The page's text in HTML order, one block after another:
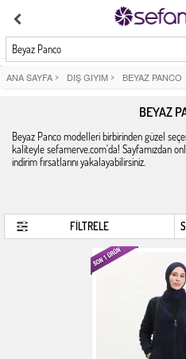
Beyaz Panco
ANA SAYFA > DIŞ GIYIM > BEYAZ PANCO
BEYAZ
Beyaz Panco modelleri birbirinden güzel
kaliteyle sefamerve.com'da! Sayfamızdan
indirim fırsatlarını yakalayabilirsiniz.
FİLTRELE